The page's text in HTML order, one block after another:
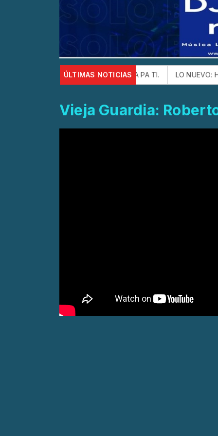
ÚLTIMAS NOTICIAS
con la canción ESTE CHA CHA PA TI. LO NUEVO: HECTOR
Vieja Guardia: